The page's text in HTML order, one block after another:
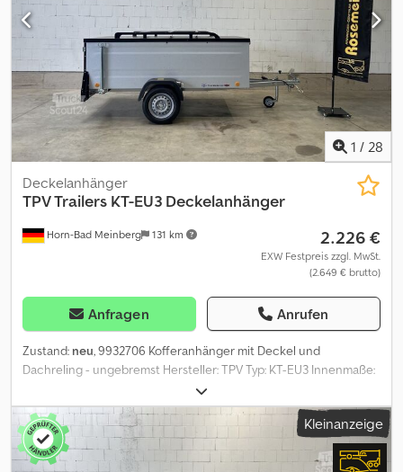
leichten Kippen und Senken der Ladefläche Auflaufgebremst mit
Rückfahrautomatik Lochblech-Fahrbahn - ideal zum Befestigen
von Zurrgurten Vorbereitung für Windenbock wahlweise links
oder rechts steckbar Automatikstützrad Stecker 13-polig Inkl.
Fahrzeugpapiere Mögliche weitere Optionen und Zubehör für
diesen Anhänger: Radstopper (Sicherungsböcke), Seilwinde inkl.
Windenbock
1 / 28
Horn-Bad Meinberg 131 km
Deckelanhänger
TPV Trailers KT-EU3 Deckelanhänger
2.226 €
EXW Festpreis zzgl. MwSt.
(2.649 € brutto)
Anfragen Anrufen
Zustand: neu, 9932706 Kofferanhänger mit Deckel und
Dachreling - ungebremst Hersteller: TPV Typ: KT-EU3 Innenmaße:
ca. 2435 X 1235 X 670 mm Außenmaße: ca. 3560 x 1680 x 1315 mm
Zul. Gesamtgewicht: 750 kg Leergeweicht: ca. 282 kg Nutzlast: ca.
468 kg (Nutzlastangaben können je nach Ausstattung und
Konstruktion abweichen) Deckel aus pulverbeschichtetem Stahl
schwarz, spritzwassergeschützt 2 Gasdruckstoßdämpfer
Kleinanzeige